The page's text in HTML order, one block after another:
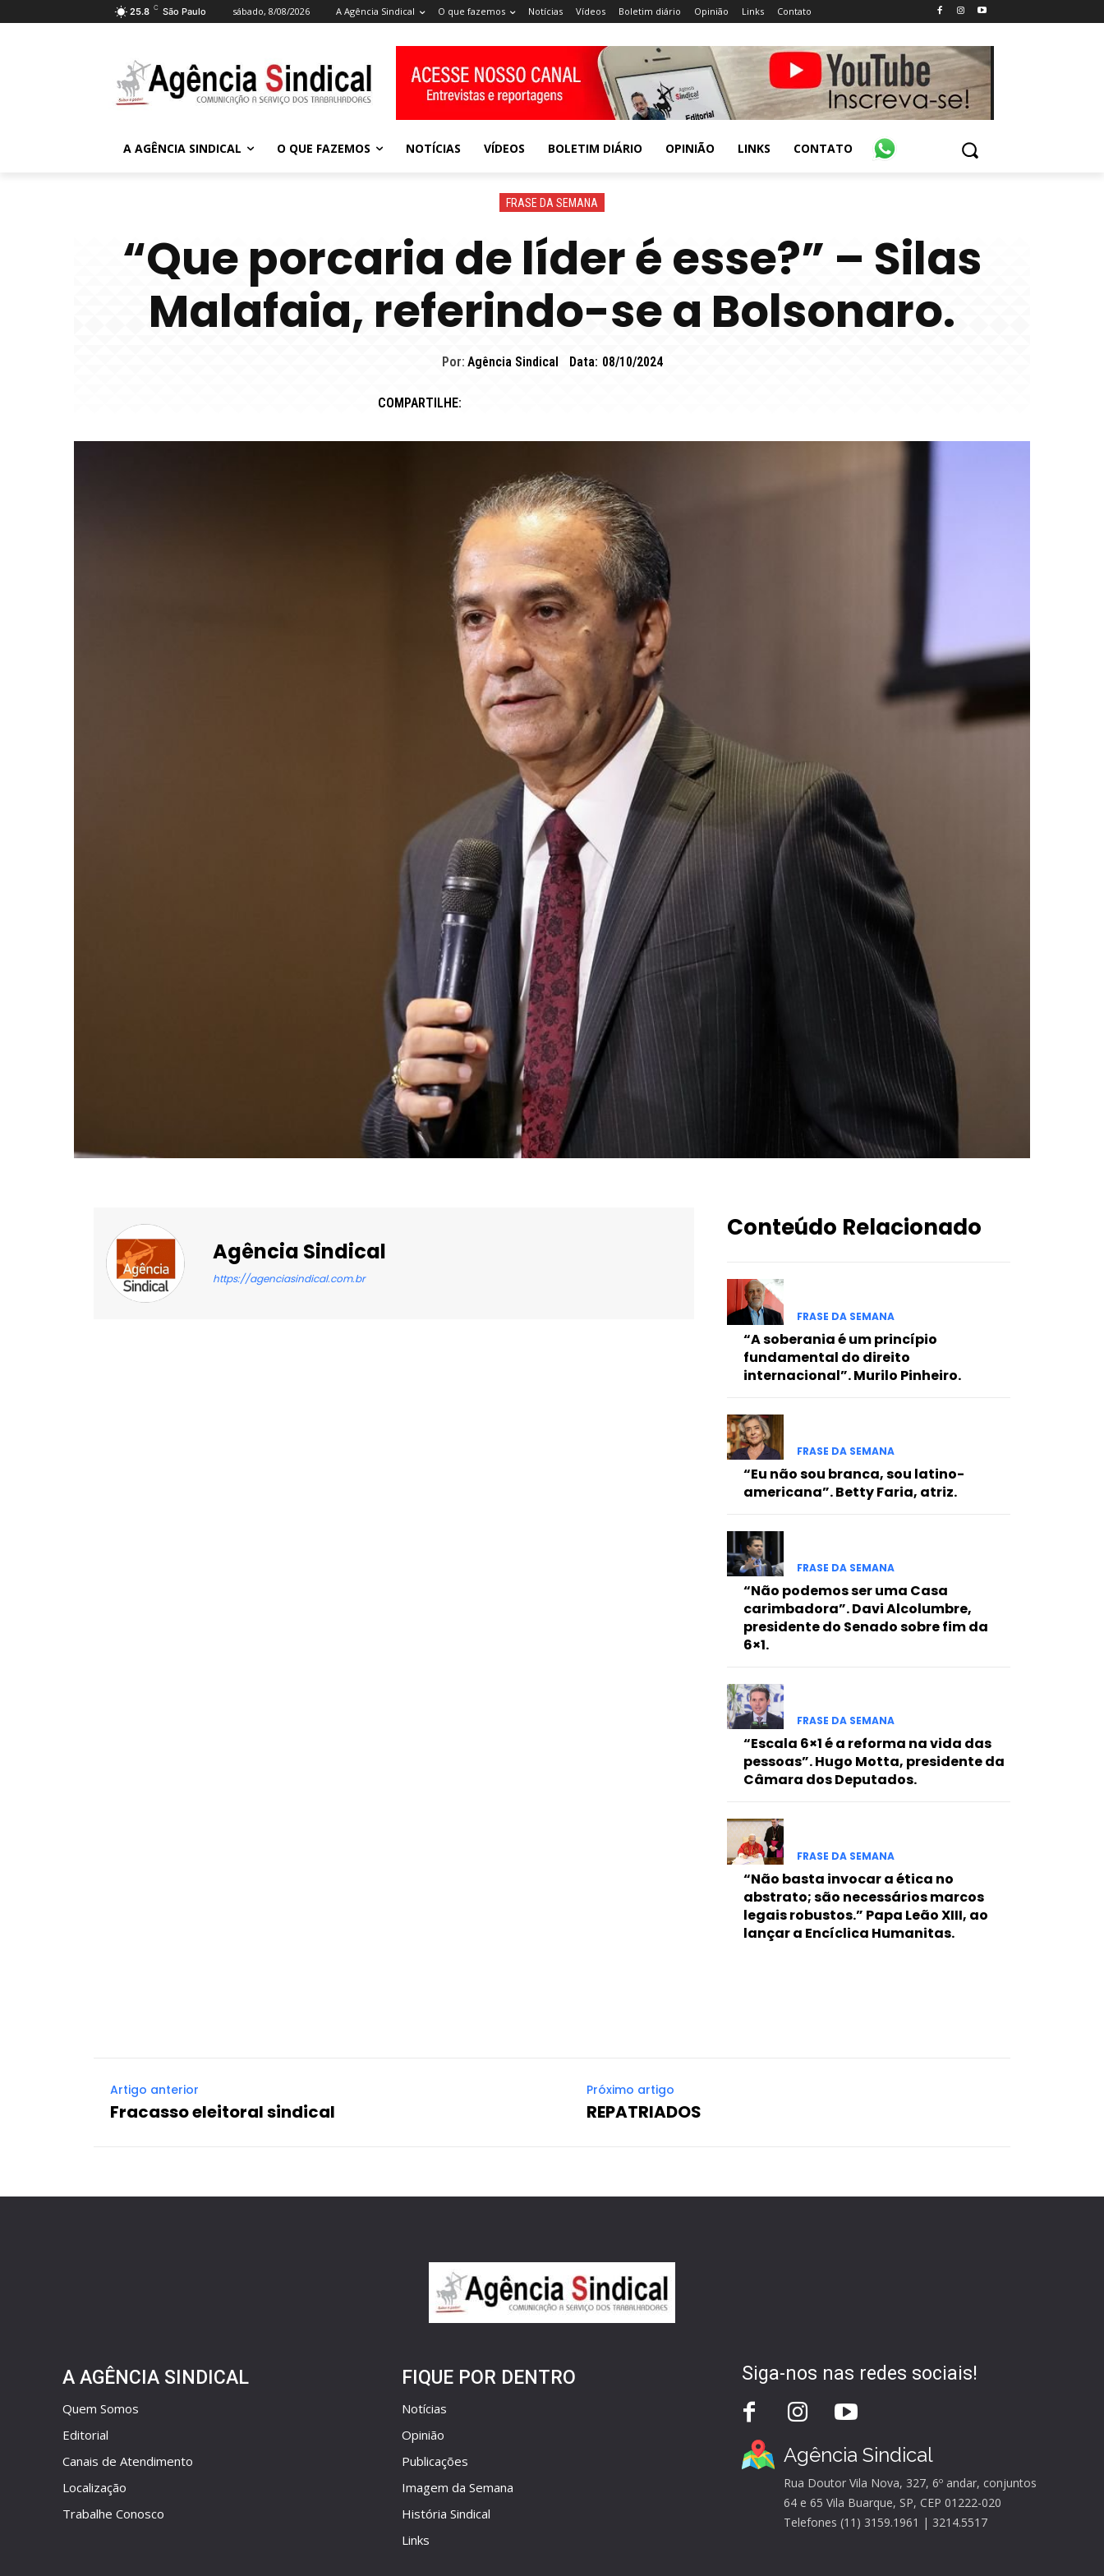
25.8 C São Paulo sábado, 8/08/2026 A Agência Sindical O que fazemos Notícias Vídeos Boletim diário Opinião Links Contato
A AGÊNCIA SINDICAL O QUE FAZEMOS NOTÍCIAS VÍDEOS BOLETIM DIÁRIO OPINIÃO LINKS CONTATO
FRASE DA SEMANA
“Que porcaria de líder é esse?” – Silas
Malafaia, referindo-se a Bolsonaro.
Por: Agência Sindical Data: 08/10/2024
COMPARTILHE:
Agência Sindical
https://agenciasindical.com.br
Conteúdo Relacionado
FRASE DA SEMANA
“A soberania é um princípio
fundamental do direito
internacional”. Murilo Pinheiro.
FRASE DA SEMANA
“Eu não sou branca, sou latino-
americana”. Betty Faria, atriz.
FRASE DA SEMANA
“Não podemos ser uma Casa
carimbadora”. Davi Alcolumbre,
presidente do Senado sobre fim da
6×1.
FRASE DA SEMANA
“Escala 6×1 é a reforma na vida das
pessoas”. Hugo Motta, presidente da
Câmara dos Deputados.
FRASE DA SEMANA
“Não basta invocar a ética no
abstrato; são necessários marcos
legais robustos.” Papa Leão XIII, ao
lançar a Encíclica Humanitas.
Artigo anterior
Fracasso eleitoral sindical
Próximo artigo
REPATRIADOS
A AGÊNCIA SINDICAL
Quem Somos
Editorial
Canais de Atendimento
Localização
Trabalhe Conosco
FIQUE POR DENTRO
Notícias
Opinião
Publicações
Imagem da Semana
História Sindical
Links
Siga-nos nas redes sociais!
Agência Sindical
Rua Doutor Vila Nova, 327, 6º andar, conjuntos
64 e 65 Vila Buarque, SP, CEP 01222-020
Telefones (11) 3159.1961 | 3214.5517